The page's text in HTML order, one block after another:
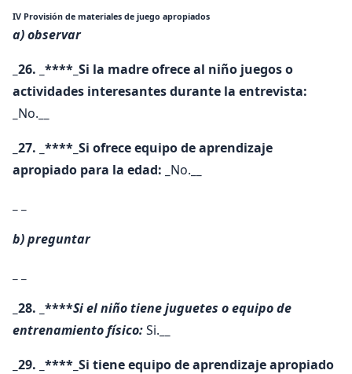
IV Provisión de materiales de juego apropiados
a) observar
_26. _****_Si la madre ofrece al niño juegos o
actividades interesantes durante la entrevista:
No.
_27. _****_Si ofrece equipo de aprendizaje
apropiado para la edad: _ No.
b) preguntar
_28. _****Si el niño tiene juguetes o equipo de
entrenamiento físico:Si.
_29. _****_Si tiene equipo de aprendizaje apropiado